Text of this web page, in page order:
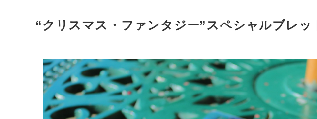
“クリスマス・ファンタジー”スペシャルブレッ